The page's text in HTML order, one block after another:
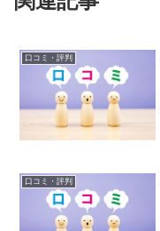
口コミ・評判
口コミ・評判